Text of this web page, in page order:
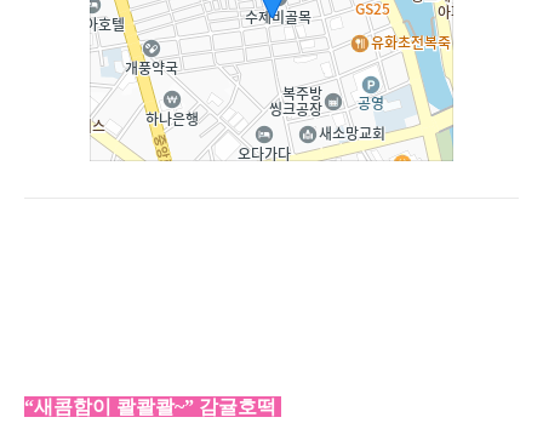
“새콤함이 콸콸콸~” 감귤호떡